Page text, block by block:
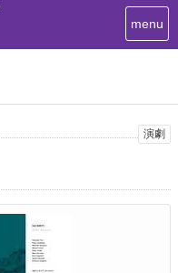
T
o
i
g
menu
演劇